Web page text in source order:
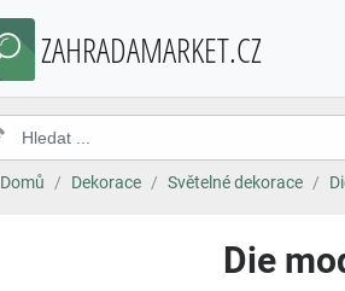
ZAHRADAMARKET.CZ
Domů Dekorace Světelné dekorace
Die